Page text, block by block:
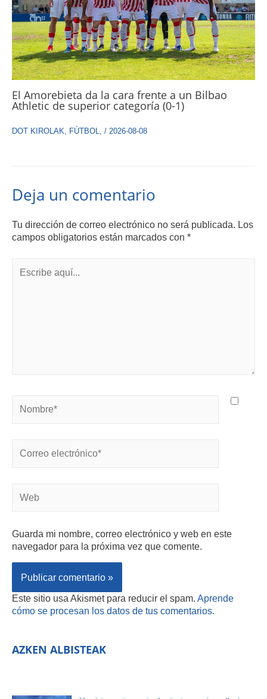
El Amorebieta da la cara frente a un Bilbao
Athletic de superior categoría (0-1)
DOT KIROLAK FÚTBOL / 2026-08-08
Deja un comentario
Tu dirección de correo electrónico no será publicada. Los
campos obligatorios están marcados con *
Guarda mi nombre, correo electrónico y web en este
navegador para la próxima vez que comente.
Este sitio usa Akismet para reducir el spam. Aprende
cómo se procesan los datos de tus comentarios.
AZKEN ALBISTEAK